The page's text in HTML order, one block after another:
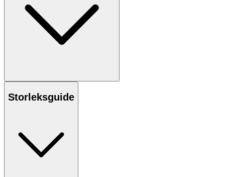
Storleksguide